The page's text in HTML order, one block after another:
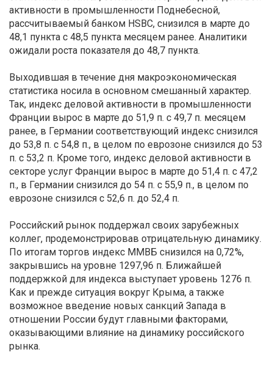
активности в промышленности Поднебесной,
рассчитываемый банком HSBC, снизился в марте до
48,1 пункта с 48,5 пункта месяцем ранее. Аналитики
ожидали роста показателя до 48,7 пункта.
Выходившая в течение дня макроэкономическая
статистика носила в основном смешанный характер.
Так, индекс деловой активности в промышленности
Франции вырос в марте до 51,9 п. с 49,7 п. месяцем
ранее, в Германии соответствующий индекс снизился
до 53,8 п. с 54,8 п., в целом по еврозоне снизился до 53
п. с 53,2 п. Кроме того, индекс деловой активности в
секторе услуг Франции вырос в марте до 51,4 п. с 47,2
п., в Германии снизился до 54 п. с 55,9 п., в целом по
еврозоне снизился с 52,6 п. до 52,4 п.
Российский рынок поддержал своих зарубежных
коллег, продемонстрировав отрицательную динамику.
По итогам торгов индекс ММВБ снизился на 0,72%,
закрывшись на уровне 1297,96 п. Ближайшей
поддержкой для индекса выступает уровень 1276 п.
Как и прежде ситуация вокруг Крыма, а также
возможное введение новых санкций Запада в
отношении России будут главными факторами,
оказывающими влияние на динамику российского
рынка.